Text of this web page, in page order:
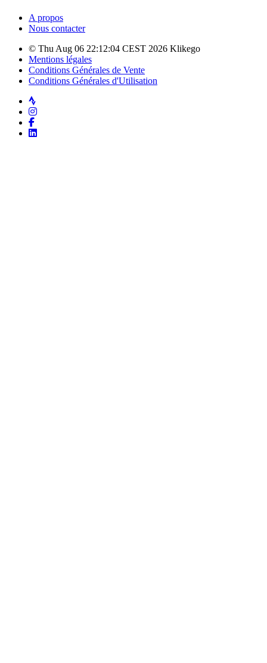
A propos
Nous contacter
© Thu Aug 06 22:12:04 CEST 2026 Klikego
Mentions légales
Conditions Générales de Vente
Conditions Générales d'Utilisation
Strava
Instagram
Facebook
LinkedIn